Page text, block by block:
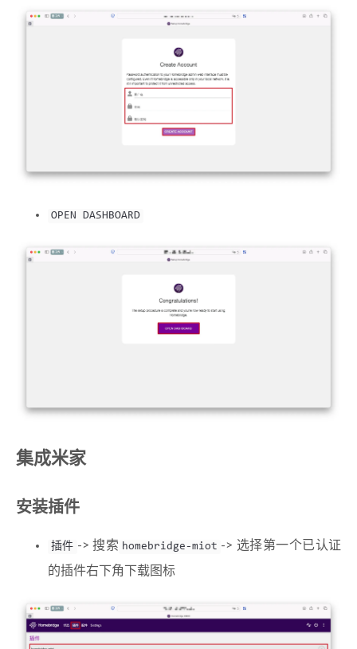
OPEN DASHBOARD
集成米家
安装插件
插件 -> 搜索 homebridge-miot -> 选择第一个已认证
的插件右下角下载图标